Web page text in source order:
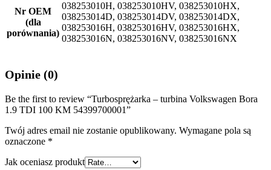
Nr OEM
(dla
porównania)
038253010H, 038253010HV, 038253010HX,
038253014D, 038253014DV, 038253014DX,
038253016H, 038253016HV, 038253016HX,
038253016N, 038253016NV, 038253016NX
Opinie (0)
Be the first to review “Turbosprężarka – turbina Volkswagen Bora
1.9 TDI 100 KM 54399700001”
Twój adres email nie zostanie opublikowany. Wymagane pola są
oznaczone *
Jak oceniasz produkt